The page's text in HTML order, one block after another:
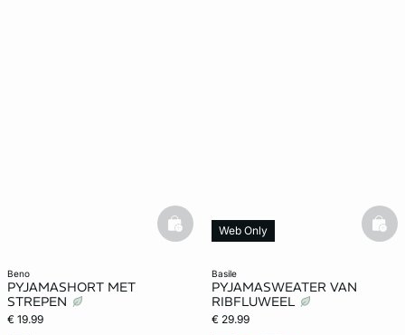
beno
PYJAMASHORT MET
STREPEN
€ 19.99
basketfull
basile
PYJAMASWEATER VAN
RIBFLUWEEL
€ 29.99
Web Only